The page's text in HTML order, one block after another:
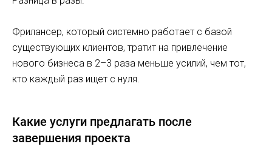
Фрилансер, который системно работает с базой
существующих клиентов, тратит на привлечение
нового бизнеса в 2–3 раза меньше усилий, чем тот,
кто каждый раз ищет с нуля.
Какие услуги предлагать после
завершения проекта